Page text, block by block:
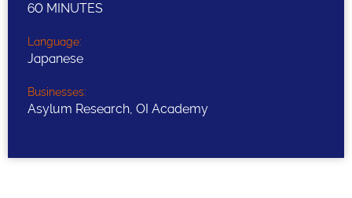
60 MINUTES
Language:
Japanese
Businesses:
Asylum Research, OI Academy